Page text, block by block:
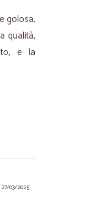
golosa,
qualità,
e la
27/03/2025